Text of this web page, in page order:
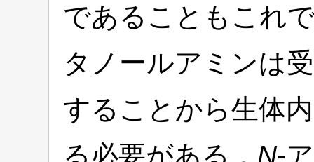
であることもこれ
タノールアミンは
することから生体
る必要がある． N-